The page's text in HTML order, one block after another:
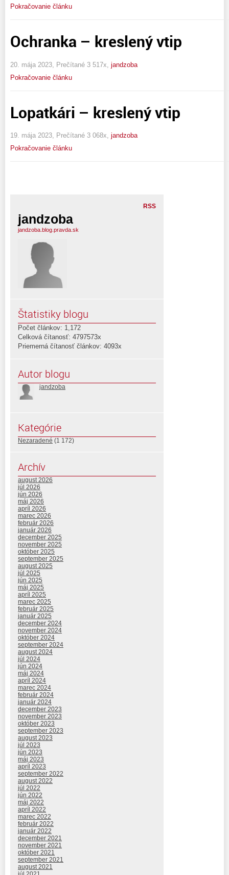
Pokračovanie článku
Ochranka – kreslený vtip
20. mája 2023, Prečítané 3 517x, jandzoba
Pokračovanie článku
Lopatkári – kreslený vtip
19. mája 2023, Prečítané 3 068x, jandzoba
Pokračovanie článku
RSS
jandzoba
jandzoba.blog.pravda.sk
Štatistiky blogu
Počet článkov: 1,172
Celková čítanosť: 4797573x
Priemerná čítanosť článkov: 4093x
Autor blogu
jandzoba
Kategórie
Nezaradené (1 172)
Archív
august 2026
júl 2026
jún 2026
máj 2026
apríl 2026
marec 2026
február 2026
január 2026
december 2025
november 2025
október 2025
september 2025
august 2025
júl 2025
jún 2025
máj 2025
apríl 2025
marec 2025
február 2025
január 2025
december 2024
november 2024
október 2024
september 2024
august 2024
júl 2024
jún 2024
máj 2024
apríl 2024
marec 2024
február 2024
január 2024
december 2023
november 2023
október 2023
september 2023
august 2023
júl 2023
jún 2023
máj 2023
apríl 2023
september 2022
august 2022
júl 2022
jún 2022
máj 2022
apríl 2022
marec 2022
február 2022
január 2022
december 2021
november 2021
október 2021
september 2021
august 2021